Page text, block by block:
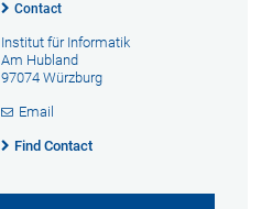
Contact
Institut für Informatik
Am Hubland
97074 Würzburg
Email
Find Contact